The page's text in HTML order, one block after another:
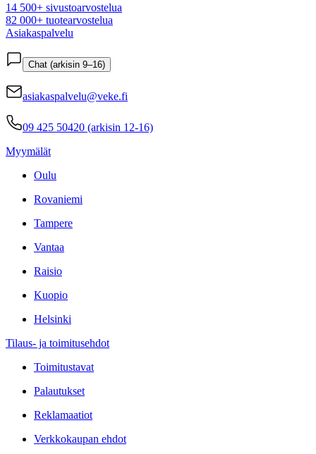
14 500+ sivustoarvostelua
82 000+ tuotearvostelua
Asiakaspalvelu
Chat (arkisin 9–16)
asiakaspalvelu@veke.fi
09 425 50420 (arkisin 12-16)
Myymälät
Oulu
Rovaniemi
Tampere
Vantaa
Raisio
Kuopio
Helsinki
Tilaus- ja toimitusehdot
Toimitustavat
Palautukset
Reklamaatiot
Verkkokaupan ehdot